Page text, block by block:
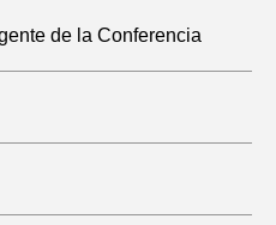
de la Conferencia